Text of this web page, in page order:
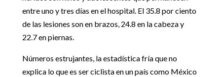
entre uno y tres días en el hospital. El 35.8 por ciento
de las lesiones son en brazos, 24.8 en la cabeza y
22.7 en piernas.
Números estrujantes, la estadística fría que no
explica lo que es ser ciclista en un país como México